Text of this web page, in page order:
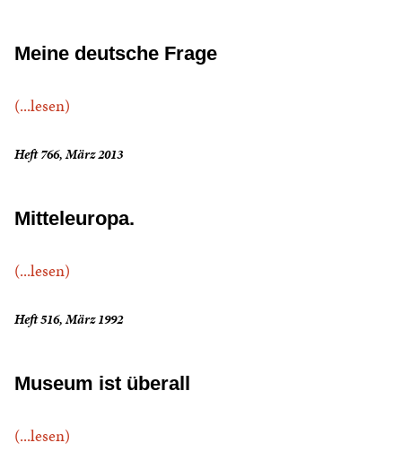
Meine deutsche Frage
(...lesen)
Heft 766, März 2013
Mitteleuropa.
(...lesen)
Heft 516, März 1992
Museum ist überall
(...lesen)